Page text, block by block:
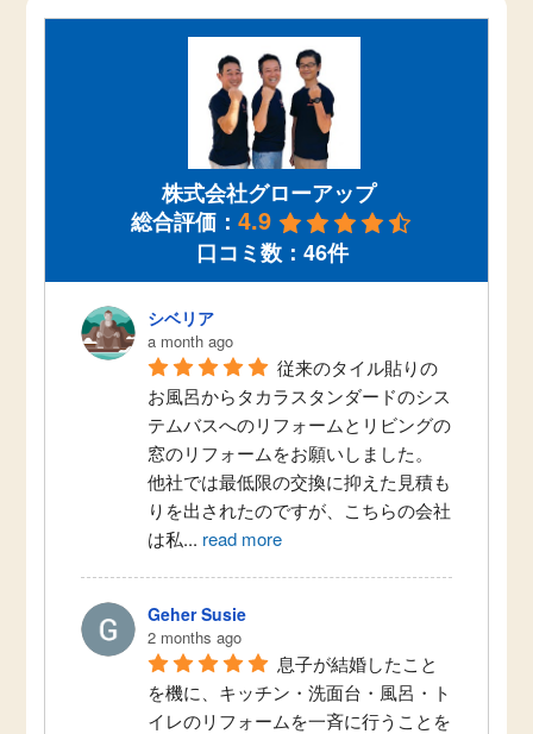
株式会社グローアップ
総合評価： 4.9
口コミ数：46件
シベリア
a month ago
従来のタイル貼りの
お風呂からタカラスタンダードのシス
テムバスへのリフォームとリビングの
窓のリフォームをお願いしました。
他社では最低限の交換に抑えた見積も
りを出されたのですが、こちらの会社
は私... read more
Geher Susie
2 months ago
息子が結婚したこと
を機に、キッチン・洗面台・風呂・ト
イレのリフォームを一斉に行うことを